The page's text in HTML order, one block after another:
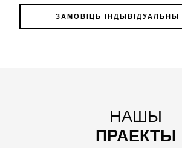
ЗАМОВІЦЬ ІНДЫВІДУАЛЬНЫ
НАШЫ
ПРАЕКТЫ